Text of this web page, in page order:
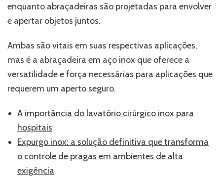
enquanto abraçadeiras são projetadas para envolver
e apertar objetos juntos.
Ambas são vitais em suas respectivas aplicações,
mas é a abraçadeira em aço inox que oferece a
versatilidade e força necessárias para aplicações que
requerem um aperto seguro.
A importância do lavatório cirúrgico inox para
hospitais
Expurgo inox: a solução definitiva que transforma
o controle de pragas em ambientes de alta
exigência